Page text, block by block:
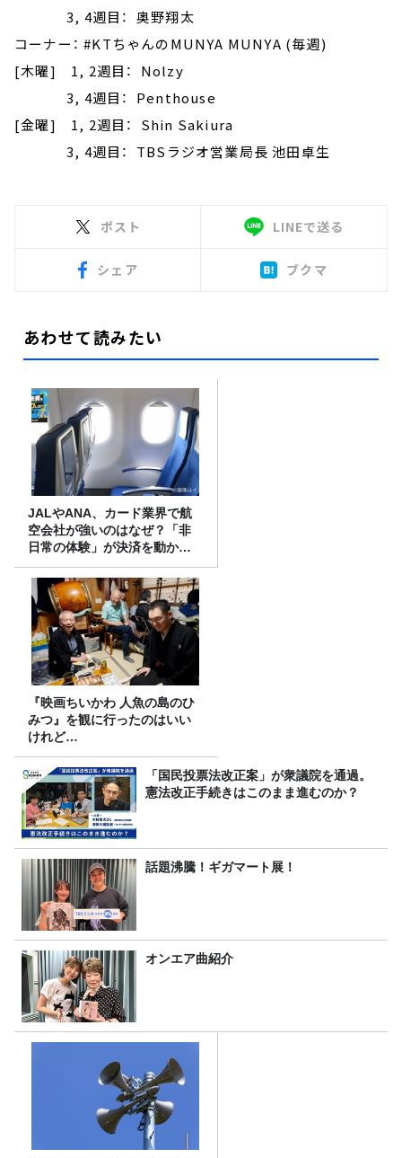
3, 4週目： 奥野翔太
コーナー： #KTちゃんのMUNYA MUNYA (毎週)
[木曜] 1, 2週目： Nolzy
3, 4週目： Penthouse
[金曜] 1, 2週目： Shin Sakiura
3, 4週目： TBSラジオ営業局長 池田卓生
ポスト LINEで送る
シェア ブクマ
あわせて読みたい
JALやANA、カード業界で航
空会社が強いのはなぜ？「非
日常の体験」が決済を動かす
理由
『映画ちいかわ 人魚の島のひ
みつ』を観に行ったのはいい
けれど…
「国民投票法改正案」が衆議院を通過。
憲法改正手続きはこのまま進むのか？
話題沸騰！ギガマート展！
オンエア曲紹介